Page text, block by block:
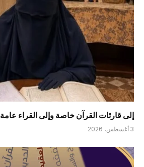
إلى قارئات القرآن خاصة وإلى القراء عامة
3 أغسطس، 2026